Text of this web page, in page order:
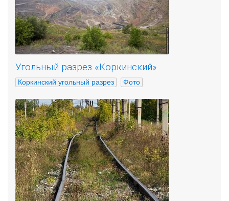
Угольный разрез «Коркинский»
Коркинский угольный разрез Фото